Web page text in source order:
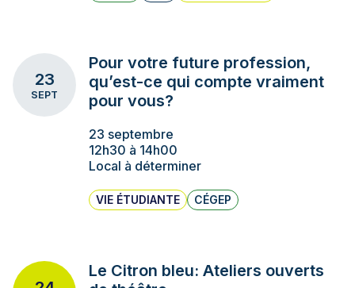
23
SEPT
Pour votre future profession,
qu’est-ce qui compte vraiment
pour vous?
23 septembre
12h30 à 14h00
Local à déterminer
VIE ÉTUDIANTE CÉGEP
Le Citron bleu: Ateliers ouverts